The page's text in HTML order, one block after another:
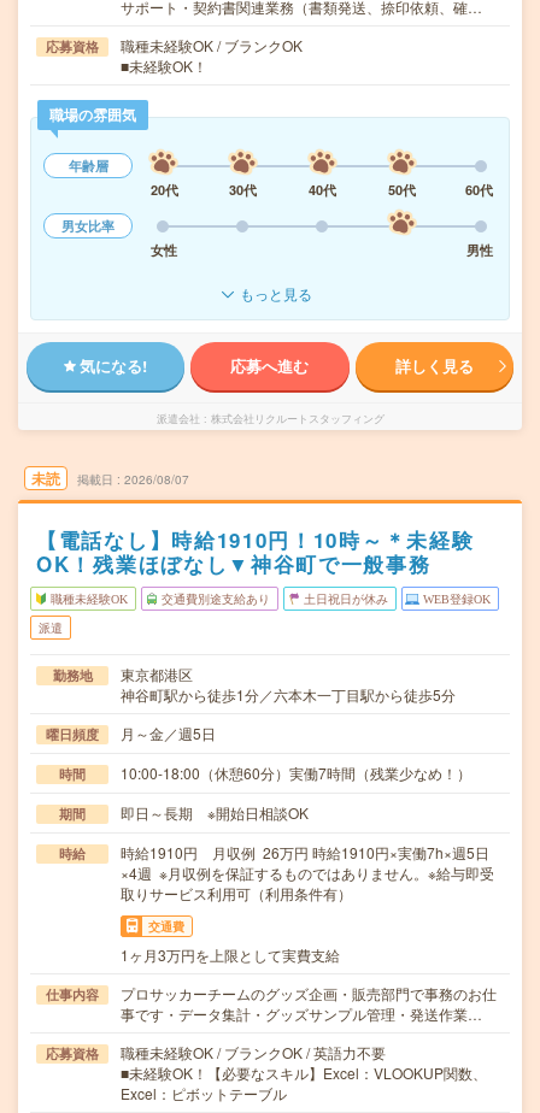
サポート・契約書関連業務（書類発送、捺印依頼、確…
応募資格
職種未経験OK / ブランクOK
■未経験OK！
職場の雰囲気
年齢層
20代
30代 40代 50代
60代
男女比率
女性
男性
もっと見る
気になる! 応募へ進む 詳しく見る
派遣会社 株式会社リクルートスタッフィング
未読 掲載日 2026/08/07
【電話なし】時給1910円！10時～＊未経験
OK！残業ほぼなし▼神谷町で一般事務
職種未経験OK 交通費別途支給あり 土日祝日が休み WEB登録OK
派遣
勤務地
東京都港区
神谷町駅から徒歩1分／六本木一丁目駅から徒歩5分
曜日頻度 月～金／週5日
時間 10:00-18:00（休憩60分）実働7時間（残業少なめ！）
期間 即日～長期 ※開始日相談OK
時給
時給1910円 月収例 26万円 時給1910円×実働7h×週5日
×4週 ※月収例を保証するものではありません。※給与即受
取りサービス利用可（利用条件有）
交通費
1ヶ月3万円を上限として実費支給
仕事内容
プロサッカーチームのグッズ企画・販売部門で事務のお仕
事です・データ集計・グッズサンプル管理・発送作業…
応募資格
職種未経験OK / ブランクOK / 英語力不要
■未経験OK！【必要なスキル】Excel：VLOOKUP関数、
Excel：ピボットテーブル